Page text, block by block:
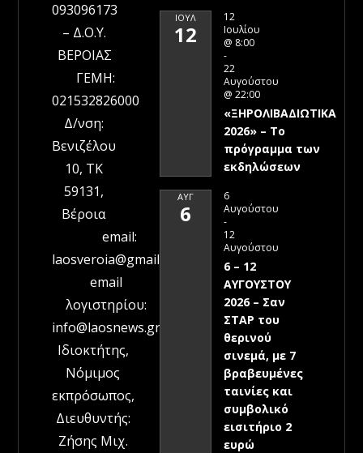
093096173
– Δ.Ο.Υ.
ΒΕΡΟΙΑΣ
ΓΕΜΗ:
021532826000
Δ/νση:
Βενιζέλου
10, ΤΚ
59131,
Βέροια
email:
laosveroia@gmail.com
email
λογιστηρίου:
info@laosnews.gr
Ιδιοκτήτης,
Νόμιμος
εκπρόσωπος,
Διευθυντής:
Ζήσης Μιχ.
ΙΟΎΛ
12
12
Ιουλίου
@ 8:00
-
22
Αυγούστου
@ 22:00
«ΞΗΡΟΛΙΒΑΔΙΩΤΙΚΑ
2026» – To
πρόγραμμα των
εκδηλώσεων
ΑΥΓ
6
6
Αυγούστου
-
12
Αυγούστου
6 – 12
ΑΥΓΟΥΣΤΟΥ
2026 – Σαν
ΣΤΑΡ του
θερινού
σινεμά, με 7
βραβευμένες
ταινίες και
συμβολικό
εισιτήριο 2
ευρώ